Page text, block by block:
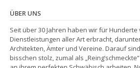
ÜBER UNS
Seit über 30 Jahren haben wir für
Dienstleistungen aller Art erbracht,
Architekten, Ämter und Vereine. Darauf
bisschen stolz, zumal als